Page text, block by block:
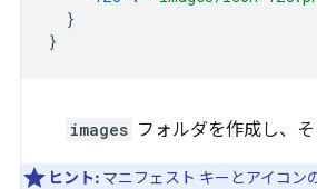
}
}
images フォルダを作成し、
ヒント: マニフェスト キーとアイコン